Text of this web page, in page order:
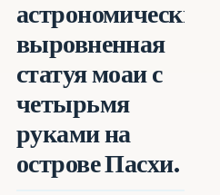
астрономически
выровненная
статуя моаи с
четырьмя
руками на
острове Пасхи.